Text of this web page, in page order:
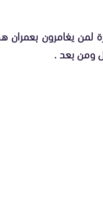
لمن يغامرون بعمران
ومن بعد .